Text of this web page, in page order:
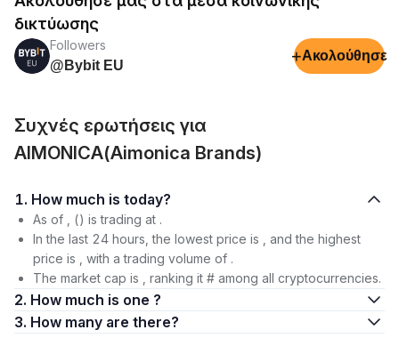
δικτύωσης
Followers
@Bybit EU
+Ακολούθησε
Συχνές ερωτήσεις για
AIMONICA(Aimonica Brands)
1. How much is today?
As of , () is trading at .
In the last 24 hours, the lowest price is , and the highest
price is , with a trading volume of .
The market cap is , ranking it # among all cryptocurrencies.
2. How much is one ?
3. How many are there?